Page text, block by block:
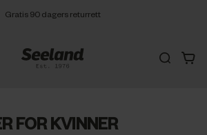
Gratis 90 dagers returrett
FOR KVINNER